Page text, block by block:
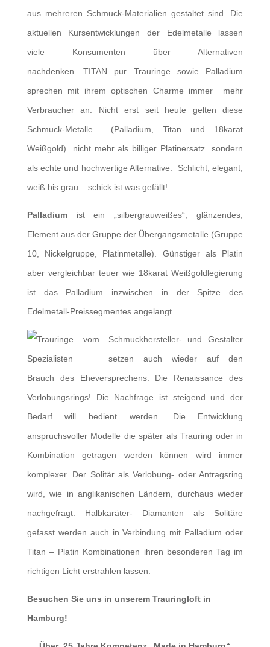
aus mehreren Schmuck-Materialien gestaltet sind. Die
aktuellen Kursentwicklungen der Edelmetalle lassen
viele Konsumenten über Alternativen
nachdenken. TITAN pur Trauringe sowie Palladium
sprechen mit ihrem optischen Charme immer mehr
Verbraucher an. Nicht erst seit heute gelten diese
Schmuck-Metalle (Palladium, Titan und 18karat
Weißgold) nicht mehr als billiger Platinersatz sondern
als echte und hochwertige Alternative. Schlicht, elegant,
weiß bis grau – schick ist was gefällt!
Palladiumist ein „silbergrauweißes“, glänzendes,
Element aus der Gruppe der Übergangsmetalle (Gruppe
10, Nickelgruppe, Platinmetalle). Günstiger als Platin
aber vergleichbar teuer wie 18karat Weißgoldlegierung
ist das Palladium inzwischen in der Spitze des
Edelmetall-Preissegmentes angelangt.
Schmuckhersteller- und Gestalter
setzen auch wieder auf den
Brauch des Eheversprechens. Die Renaissance des
Verlobungsrings! Die Nachfrage ist steigend und der
Bedarf will bedient werden. Die Entwicklung
anspruchsvoller Modelle die später als Trauring oder in
Kombination getragen werden können wird immer
komplexer. Der Solitär als Verlobung- oder Antragsring
wird, wie in anglikanischen Ländern, durchaus wieder
nachgefragt. Halbkaräter- Diamanten als Solitäre
gefasst werden auch in Verbindung mit Palladium oder
Titan – Platin Kombinationen ihren besonderen Tag im
richtigen Licht erstrahlen lassen.
Besuchen Sie uns in unserem Trauringloft in
Hamburg!